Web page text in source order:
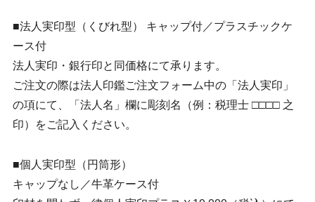
■法人実印型（くびれ型） キャップ付／プラスチックケ
ース付
法人実印・銀行印と同価格にて承ります。
ご注文の際は法人印鑑ご注文フォーム中の「法人実印」
の項にて、「法人名」欄に彫刻名（例：税理士 □□□□ 之
印）をご記入ください。
■個人実印型（円筒形）
キャップなし／牛革ケース付